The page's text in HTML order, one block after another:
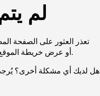
لم
تعذر العثور على الصفحة
URL، أو عرض خريطة الموقع الخاصة بنا لمساعدتك في العثور على ما تريد.
هل لديك أي مشكلة أخرى؟ يُرجى